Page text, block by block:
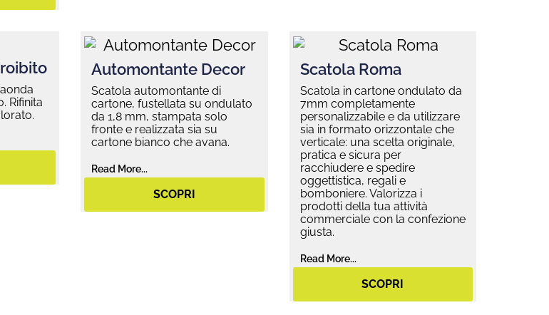
Rifinita
Automontante Decor
Scatola automontante di
cartone, fustellata su ondulato
da 1,8 mm, stampata solo
fronte e realizzata sia su
cartone bianco che avana.
Read More...
SCOPRI
Scatola Roma
Scatola in cartone ondulato da
7mm completamente
personalizzabile e da utilizzare
sia in formato orizzontale che
verticale: una scelta originale,
pratica e sicura per
racchiudere e spedire
oggettistica, regali e
bomboniere. Valorizza i
prodotti della tua attività
commerciale con la confezione
giusta.
Read More...
SCOPRI